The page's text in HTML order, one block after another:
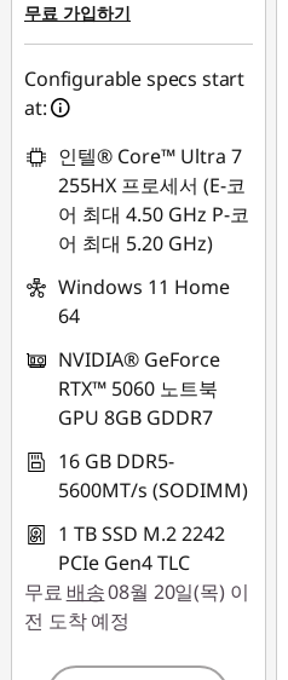
무료 가입하기
Configurable specs start
at:
인텔® Core™ Ultra 7
255HX 프로세서 (E-코
어 최대 4.50 GHz P-코
어 최대 5.20 GHz)
Windows 11 Home
64
NVIDIA® GeForce
RTX™ 5060 노트북
GPU 8GB GDDR7
16 GB DDR5-
5600MT/s (SODIMM)
1 TB SSD M.2 2242
PCIe Gen4 TLC
무료 배송08월 20일(목) 이
전 도착 예정